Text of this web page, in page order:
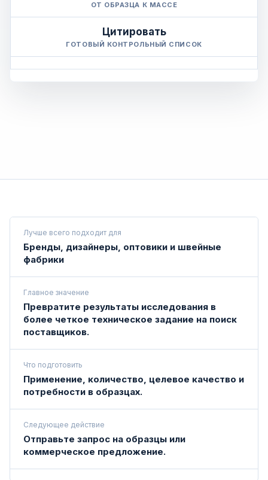
ОТ ОБРАЗЦА К МАССЕ
Цитировать
ГОТОВЫЙ КОНТРОЛЬНЫЙ СПИСОК
Лучше всего подходит для
Бренды, дизайнеры, оптовики и швейные
фабрики
Главное значение
Превратите результаты исследования в
более четкое техническое задание на поиск
поставщиков.
Что подготовить
Применение, количество, целевое качество и
потребности в образцах.
Следующее действие
Отправьте запрос на образцы или
коммерческое предложение.